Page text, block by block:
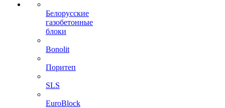
Белорусские
газобетонные
блоки
Bonolit
Поритеп
SLS
EuroBlock